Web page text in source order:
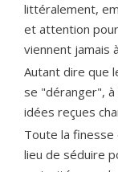
littéralement,
et attention
viennent jamais
Autant dire que
se "déranger",
idées reçues
Toute la finesse
lieu de séduire